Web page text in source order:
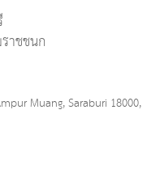
าชชนก
Muang, Saraburi 18000,